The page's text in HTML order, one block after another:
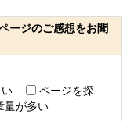
ージのご感想をお聞
ページを探
量が多い